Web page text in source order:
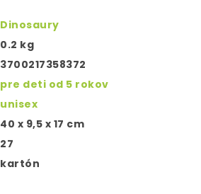
Dinosaury
0.2 kg
3700217358372
pre deti od 5 rokov
unisex
40 x 9,5 x 17 cm
27
kartón